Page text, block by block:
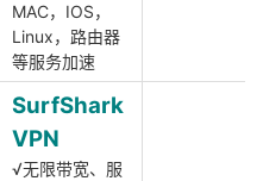
MAC，IOS，
Linux，路由器
等服务加速
SurfShark
VPN
√无限带宽、服